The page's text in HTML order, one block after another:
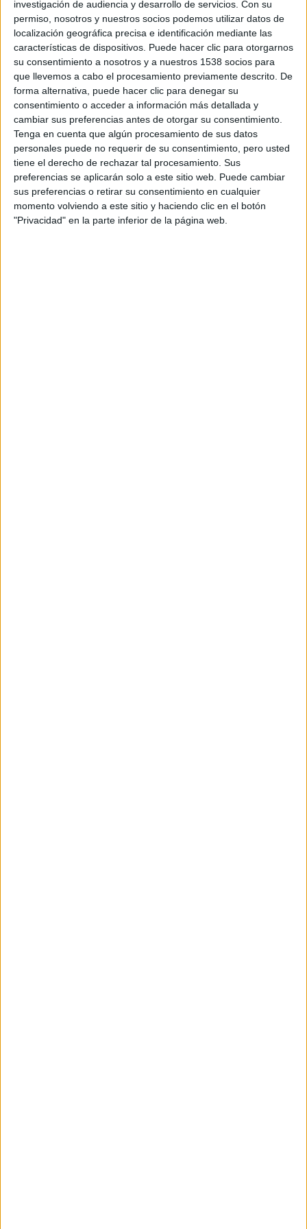
investigación de audiencia y desarrollo de servicios. Con su
permiso, nosotros y nuestros socios podemos utilizar datos de
localización geográfica precisa e identificación mediante las
características de dispositivos. Puede hacer clic para otorgarnos
su consentimiento a nosotros y a nuestros 1538 socios para
que llevemos a cabo el procesamiento previamente descrito. De
forma alternativa, puede hacer clic para denegar su
consentimiento o acceder a información más detallada y
cambiar sus preferencias antes de otorgar su consentimiento.
Tenga en cuenta que algún procesamiento de sus datos
personales puede no requerir de su consentimiento, pero usted
tiene el derecho de rechazar tal procesamiento. Sus
preferencias se aplicarán solo a este sitio web. Puede cambiar
sus preferencias o retirar su consentimiento en cualquier
momento volviendo a este sitio y haciendo clic en el botón
"Privacidad" en la parte inferior de la página web.
rollo totalmente vacío. Se recomienda siempre llevar
pañuelos de papel, evidentemente.
Pero al final, después de pasar por ese rato desagradable y
necesario, sales triunfante y te cruzas con el siguiente que
va a entrar en el baño. Le miras con cara de pena y luego
tuerces el gesto mientras resoplas agitando tu mano arriba y
abajo. Un gesto que todos entendemos como "la que te
espera". Ves cómo él o ella se tapa la nariz y tú te alejas
hacia la salida pensando ya únicamente en la carrera.
SOBRE EL AUTOR
Mario Trota
Corredor popular
ARTICULOS DEL AUTOR